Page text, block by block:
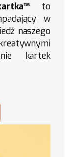
to
w
naszego
kartek